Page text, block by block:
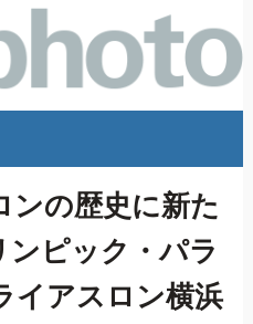
ンの歴史に新た
ピック・パラ
イアスロン横浜